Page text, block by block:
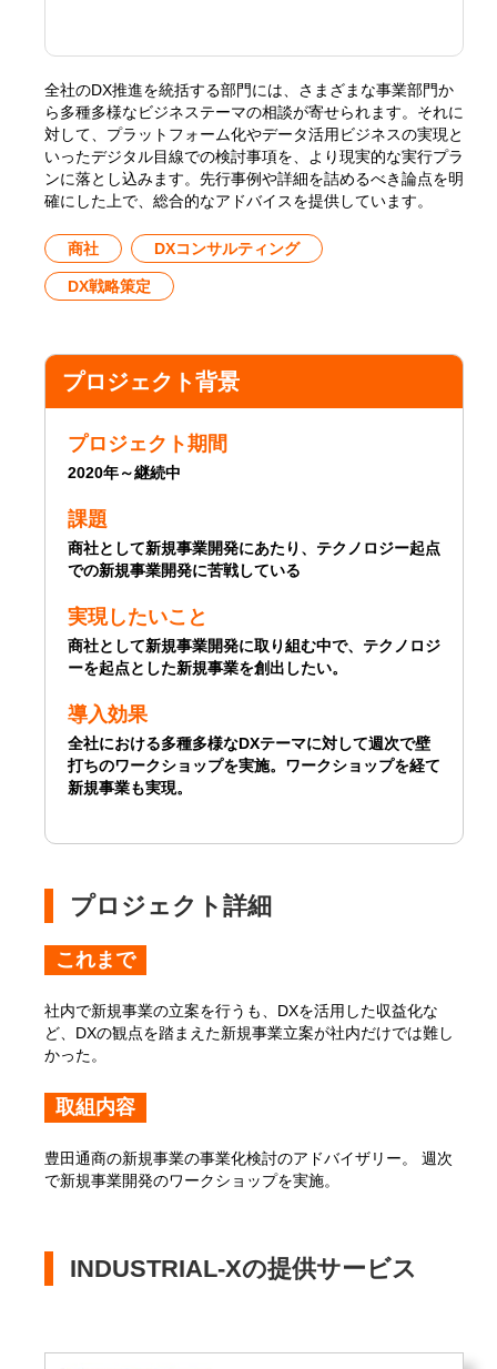
全社のDX推進を統括する部門には、さまざまな事業部門か
ら多種多様なビジネステーマの相談が寄せられます。それに
対して、プラットフォーム化やデータ活用ビジネスの実現と
いったデジタル目線での検討事項を、より現実的な実行プラ
ンに落とし込みます。先行事例や詳細を詰めるべき論点を明
確にした上で、総合的なアドバイスを提供しています。
商社 DXコンサルティング
DX戦略策定
プロジェクト背景
プロジェクト期間
2020年～継続中
課題
商社として新規事業開発にあたり、テクノロジー起点
での新規事業開発に苦戦している
実現したいこと
商社として新規事業開発に取り組む中で、テクノロジ
ーを起点とした新規事業を創出したい。
導入効果
全社における多種多様なDXテーマに対して週次で壁
打ちのワークショップを実施。ワークショップを経て
新規事業も実現。
プロジェクト詳細
これまで
社内で新規事業の立案を行うも、DXを活用した収益化な
ど、DXの観点を踏まえた新規事業立案が社内だけでは難し
かった。
取組内容
豊田通商の新規事業の事業化検討のアドバイザリー。 週次
で新規事業開発のワークショップを実施。
INDUSTRIAL-Xの提供サービス